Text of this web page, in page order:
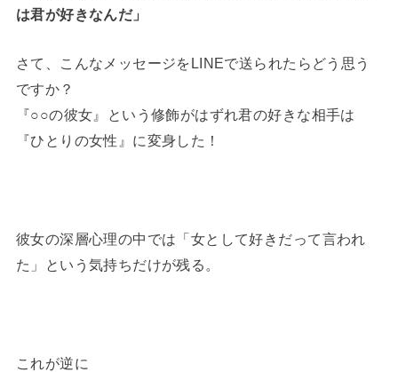
は君が好きなんだ」
さて、こんなメッセージをLINEで送られたらどう思う
ですか？
『○○の彼女』という修飾がはずれ君の好きな相手は
『ひとりの女性』に変身した！
彼女の深層心理の中では「女として好きだって言われ
た」という気持ちだけが残る。
これが逆に